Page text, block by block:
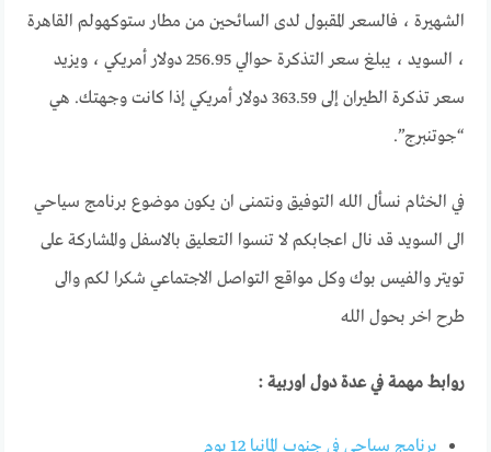
الشهيرة ، فالسعر المقبول لدى السائحين من مطار ستوكهولم القاهرة
، السويد ، يبلغ سعر التذكرة حوالي 256.95 دولار أمريكي ، ويزيد
سعر تذكرة الطيران إلى 363.59 دولار أمريكي إذا كانت وجهتك. هي
“جوتنبرج”.
في الخثام نسأل الله التوفيق ونتمنى ان يكون موضوع برنامج سياحي
الى السويد قد نال اعجابكم لا تنسوا التعليق بالاسفل والمشاركة على
تويتر والفيس بوك وكل مواقع التواصل الاجتماعي شكرا لكم والى
طرح اخر بحول الله
روابط مهمة في عدة دول اوربية :
برنامج سياحي في جنوب المانيا 12 يوم